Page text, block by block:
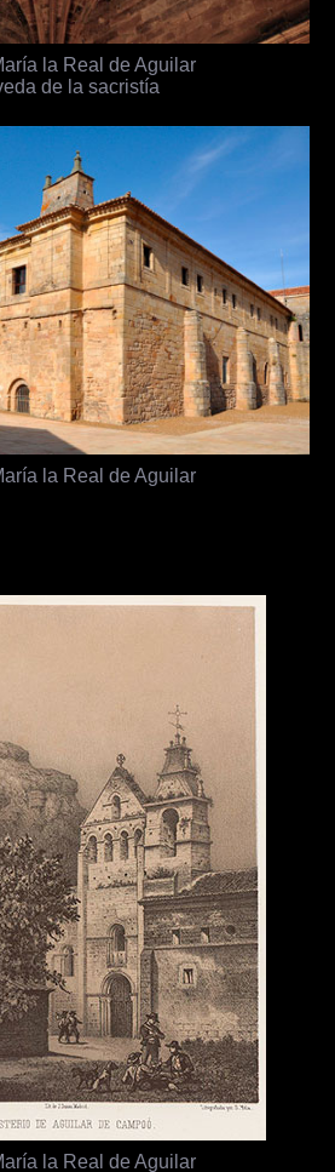
la Real de Aguilar
de la sacristía
la Real de Aguilar
la Real de Aguilar